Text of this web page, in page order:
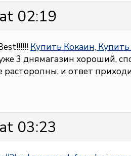
02:19
Купить Кокаин,
3 днямагазин хороший,
расторопны. и ответ
03:23